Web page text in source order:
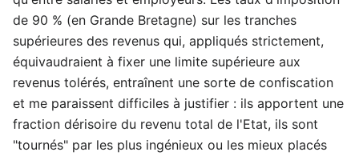
de 90 % (en Grande Bretagne) sur les tranches
supérieures des revenus qui, appliqués strictement,
équivaudraient à fixer une limite supérieure aux
revenus tolérés, entraînent une sorte de confiscation
et me paraissent difficiles à justifier : ils apportent une
fraction dérisoire du revenu total de l'Etat, ils sont
"tournés" par les plus ingénieux ou les mieux placés